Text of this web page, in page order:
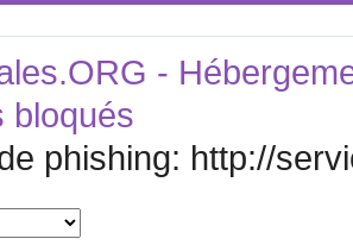
-
bloqués
phishing: http://